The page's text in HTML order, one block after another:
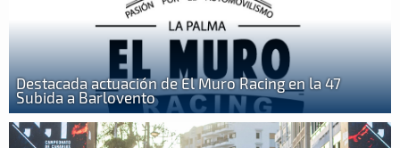
Destacada actuación de El Muro Racing en la 47
Subida a Barlovento